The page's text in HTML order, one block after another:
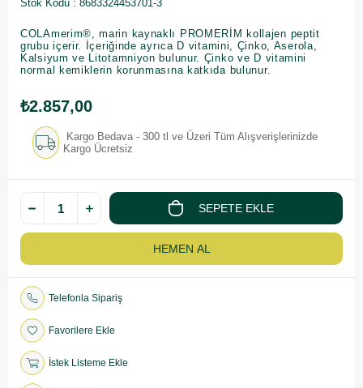
Stok Kodu
8683324453701-3
COLAmerim®, marin kaynaklı PROMERİM kollajen peptit
grubu içerir. İçeriğinde ayrıca D vitamini, Çinko, Aserola,
Kalsiyum ve Litotamniyon bulunur. Çinko ve D vitamini
normal kemiklerin korunmasına katkıda bulunur.
₺2.857,00
Kargo Bedava - 300 tl ve Üzeri Tüm Alışverişlerinizde
Kargo Ücretsiz
Telefonla Sipariş
Favorilere Ekle
İstek Listeme Ekle